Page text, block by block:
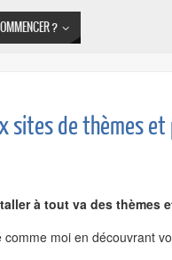
?
sites de thèmes
à tout va des thèmes
moi en découvrant